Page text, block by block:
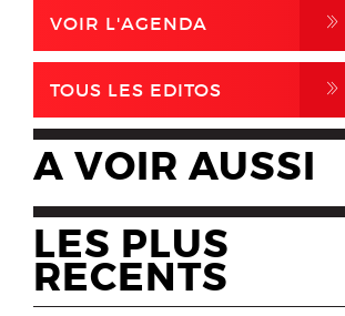
VOIR L'AGENDA ,
TOUS LES EDITOS ,
A VOIR AUSSI
LES PLUS
RECENTS